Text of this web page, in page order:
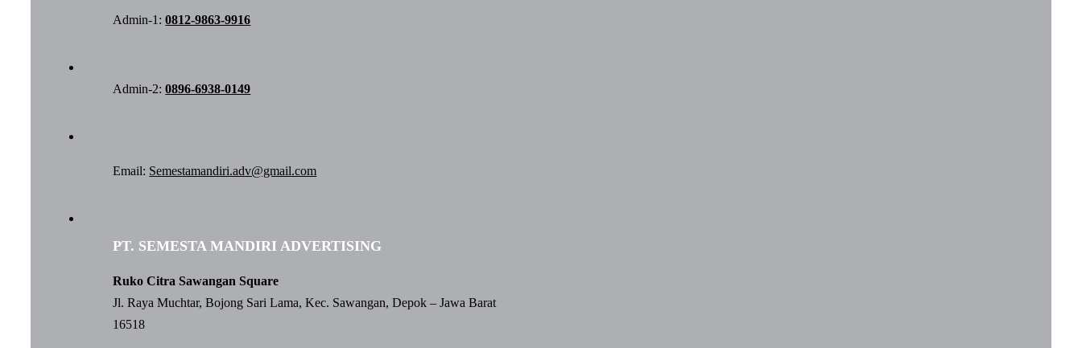
Admin-1:0812-9863-9916
Admin-2:0896-6938-0149
Email: Semestamandiri.adv@gmail.com
PT. SEMESTA MANDIRI ADVERTISING
Ruko Citra Sawangan Square
Jl. Raya Muchtar, Bojong Sari Lama, Kec. Sawangan, Depok – Jawa Barat
16518